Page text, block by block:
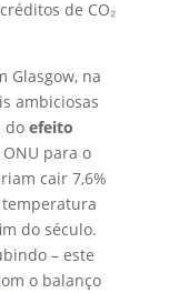
de CO₂
Glasgow, na
ambiciosas
do efeito
para o
cair 7,6%
do século.
– este
o balanço